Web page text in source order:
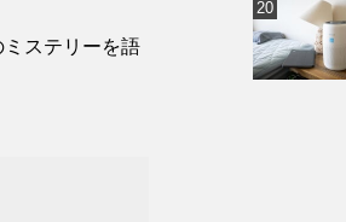
ステリーを語